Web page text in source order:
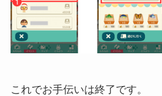
これでお手伝いは終了です。